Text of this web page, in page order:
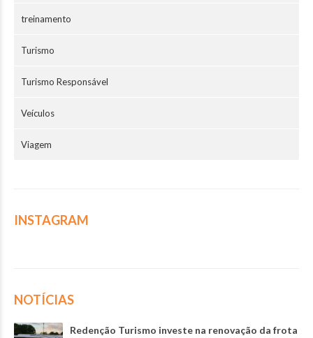
treinamento
Turismo
Turismo Responsável
Veículos
Viagem
INSTAGRAM
NOTÍCIAS
Redenção Turismo investe na renovação da frota